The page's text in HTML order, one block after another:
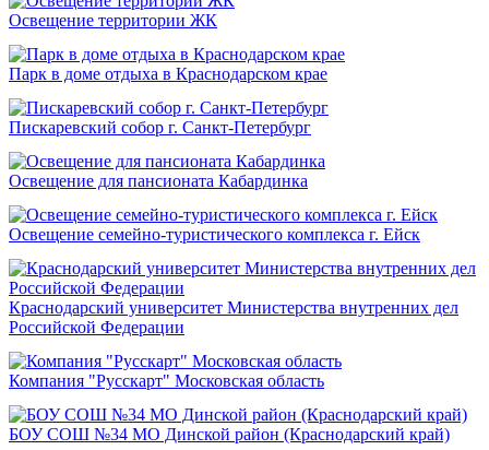
Освещение территории ЖК
Парк в доме отдыха в Краснодарском крае
Пискаревский собор г. Санкт-Петербург
Освещение для пансионата Кабардинка
Освещение семейно-туристического комплекса г. Ейск
Краснодарский университет Министерства внутренних дел
Российской Федерации
Компания "Русскарт" Московская область
БОУ СОШ №34 МО Динской район (Краснодарский край)